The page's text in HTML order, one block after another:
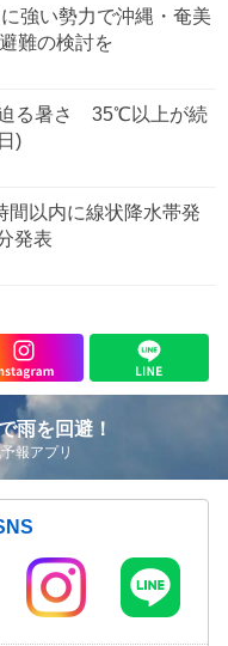
強い勢力で沖縄・奄美
難の検討を
る暑さ 35℃以上が続
)
間以内に線状降水帯発
発表
雨を回避！
報アプリ